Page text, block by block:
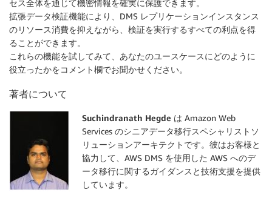
セス全体を通じて機密情報を確実に保護できます。
拡張データ検証機能により、DMS レプリケーションインスタンス
のリソース消費を抑えながら、検証を実行するすべての利点を得
ることができます。
これらの機能を試してみて、あなたのユースケースにどのように
役立ったかをコメント欄でお聞かせください。
著者について
Suchindranath Hegde は Amazon Web
Services のシニアデータ移行スペシャリストソ
リューションアーキテクトです。彼はお客様と
協力して、AWS DMS を使用した AWS へのデ
ータ移行に関するガイダンスと技術支援を提供
しています。